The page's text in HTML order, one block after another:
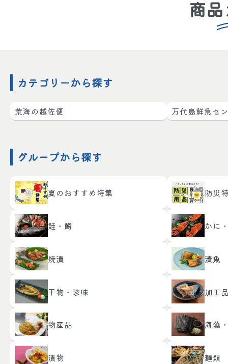
商
カテゴリーから探す
荒海の越佐便 万代島鮮魚セ
グループから探す
夏のおすすめ特集 防災
鮭・鱒 かに
焼漬 漬魚
干物・珍味 加工
物産品 海藻
漬物 麺類